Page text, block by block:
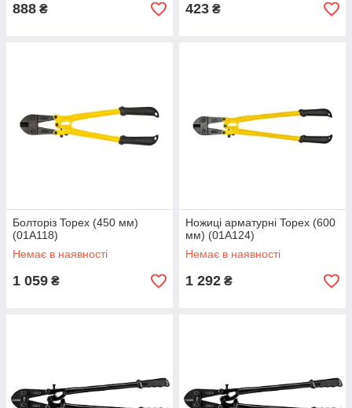
888 ₴ 423 ₴
Болторіз Topex (450 мм)
(01A118)
Немає в наявності
1 059 ₴
Ножиці арматурні Topex (600
мм) (01A124)
Немає в наявності
1 292 ₴